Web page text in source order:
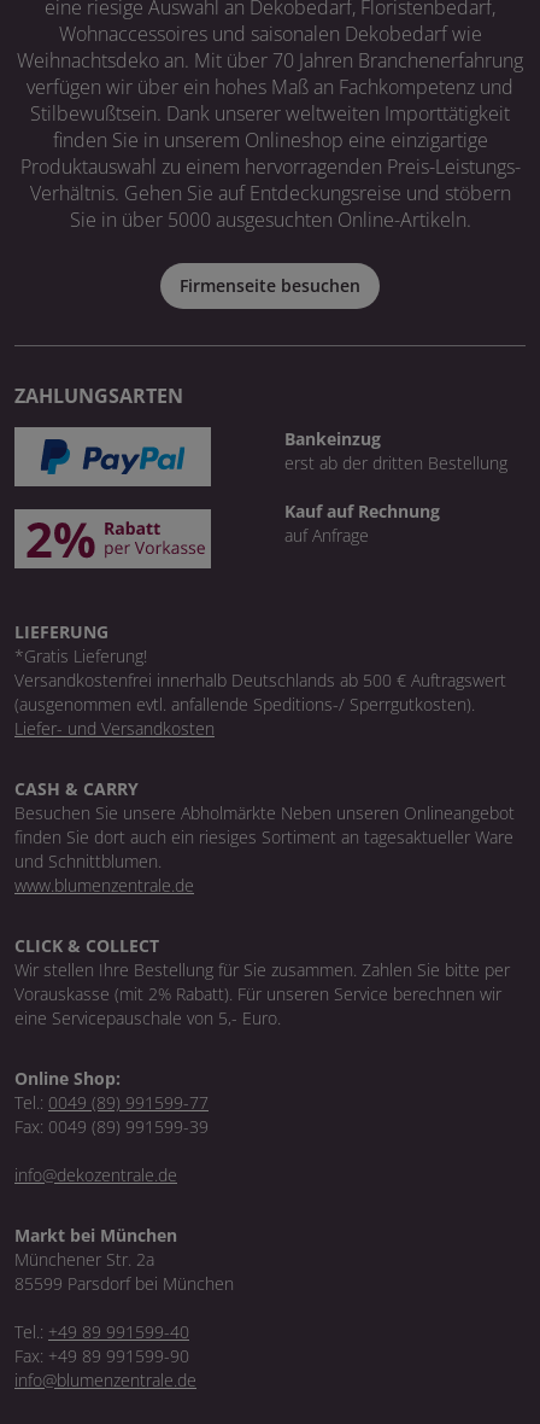
eine riesige Auswahl an Dekobedarf, Floristenbedarf,
Wohnaccessoires und saisonalen Dekobedarf wie
Weihnachtsdeko an. Mit über 70 Jahren Branchenerfahrung
verfügen wir über ein hohes Maß an Fachkompetenz und
Stilbewußtsein. Dank unserer weltweiten Importtätigkeit
finden Sie in unserem Onlineshop eine einzigartige
Produktauswahl zu einem hervorragenden Preis-Leistungs-
Verhältnis. Gehen Sie auf Entdeckungsreise und stöbern
Sie in über 5000 ausgesuchten Online-Artikeln.
Firmenseite besuchen
ZAHLUNGSARTEN
Bankeinzug
erst ab der dritten Bestellung
Kauf auf Rechnung
auf Anfrage
LIEFERUNG
*Gratis Lieferung!
Versandkostenfrei innerhalb Deutschlands ab 500 € Auftragswert
(ausgenommen evtl. anfallende Speditions-/ Sperrgutkosten).
Liefer- und Versandkosten
CASH & CARRY
Besuchen Sie unsere Abholmärkte Neben unseren Onlineangebot
finden Sie dort auch ein riesiges Sortiment an tagesaktueller Ware
und Schnittblumen.
www.blumenzentrale.de
CLICK & COLLECT
Wir stellen Ihre Bestellung für Sie zusammen. Zahlen Sie bitte per
Vorauskasse (mit 2% Rabatt). Für unseren Service berechnen wir
eine Servicepauschale von 5,- Euro.
Online Shop:
Tel.: 0049 (89) 991599-77
Fax: 0049 (89) 991599-39
info@dekozentrale.de
Markt bei München
Münchener Str. 2a
85599 Parsdorf bei München
Tel.: +49 89 991599-40
Fax: +49 89 991599-90
info@blumenzentrale.de